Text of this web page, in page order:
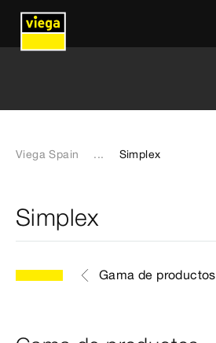
Viega Spain ... Simplex
Simplex
Gama de productos